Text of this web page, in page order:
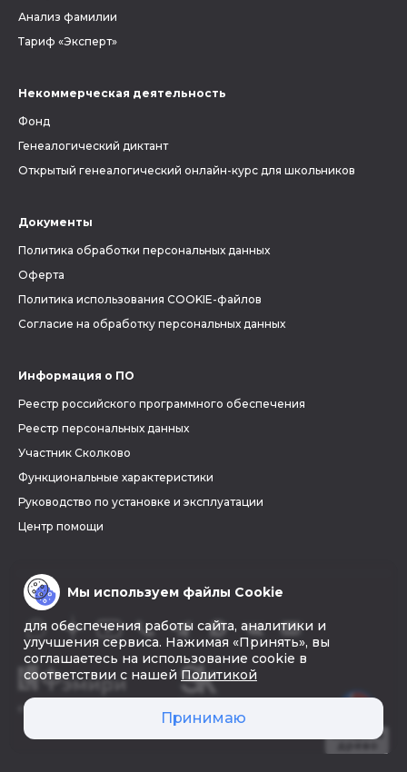
Анализ фамилии
Тариф «Эксперт»
Некоммерческая деятельность
Фонд
Генеалогический диктант
Открытый генеалогический онлайн-курс для школьников
Документы
Политика обработки персональных данных
Оферта
Политика использования COOKIE-файлов
Согласие на обработку персональных данных
Информация о ПО
Реестр российского программного обеспечения
Реестр персональных данных
Участник Сколково
Функциональные характеристики
Руководство по установке и эксплуатации
Центр помощи
© 2026 «Фэмири»
Мы используем файлы Cookie
для обеспечения работы сайта, аналитики и
улучшения сервиса. Нажимая «Принять», вы
соглашаетесь на использование cookie в
соответствии с нашей Политикой
Принимаю
Создать